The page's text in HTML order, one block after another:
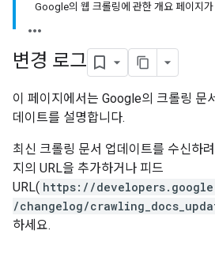
Google의 웹 크롤링에 관한 개요 페이지
변경 로그
이 페이지에서는 Google의 크롤링 문
데이트를 설명합니다.
최신 크롤링 문서 업데이트를 수신하
지의 URL을 추가하거나 피드
URL( https://
/changelog/
하세요.